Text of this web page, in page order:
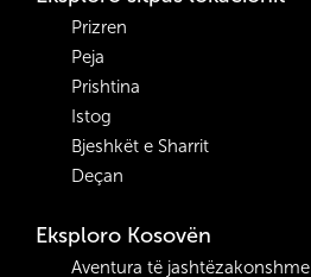
Prizren
Peja
Prishtina
Istog
Bjeshkët e Sharrit
Deçan
Eksploro Kosovën
Aventura të jashtëzakonshme